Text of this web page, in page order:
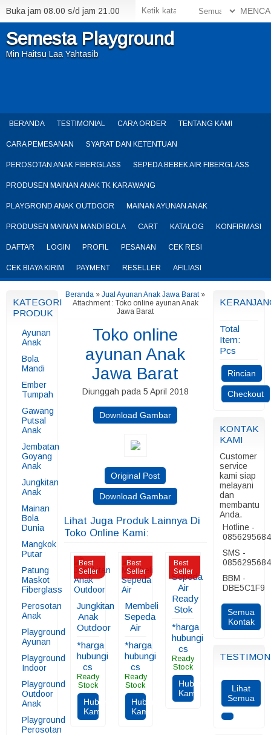
Buka jam 08.00 s/d jam 21.00
Semesta Playground
Min Haitsu Laa Yahtasib
BERANDA TESTIMONIAL CARA ORDER TENTANG KAMI
CARA PEMESANAN SYARAT DAN KETENTUAN
PEROSOTAN ANAK FIBERGLASS SEPEDA BEBEK AIR FIBERGLASS
PRODUSEN MAINAN ANAK TK KARAWANG
PLAYGROND ANAK OUTDOOR MAINAN AYUNAN ANAK
PRODUSEN MAINAN MANDI BOLA CART KATALOG KONFIRMASI
DAFTAR LOGIN PROFIL PESANAN CEK RESI
CEK BIAYA KIRIM PAYMENT RESELLER AFILIASI
KATEGORI
PRODUK
Ayunan
Anak
Bola
Mandi
Ember
Tumpah
Gawang
Putsal
Anak
Jembatan
Goyang
Anak
Jungkitan
Anak
Mainan
Bola
Dunia
Mangkok
Putar
Patung
Maskot
Fiberglass
Perosotan
Anak
Playground
Ayunan
Playground
Indoor
Playground
Outdoor
Anak
Playground
Perosotan
Beranda »Jual Ayunan Anak Jawa Barat»
Attachment : Toko online ayunan Anak
Jawa Barat
Toko online
ayunan Anak
Jawa Barat
Diunggah pada 5 April 2018
Download Gambar
Original Post
Download Gambar
Lihat Juga Produk Lainnya Di
Toko Online Kami:
Best
Seller
Jungkitan
Anak
Outdoor
*harga
hubungi
cs
Ready
Stock
Hubungi
Kami
Best
Seller
Membeli
Sepeda
Air
*harga
hubungi
cs
Ready
Stock
Hubungi
Kami
Best
Seller
Sepeda
Air
Ready
Stok
*harga
hubungi
cs
Ready
Stock
Hubungi
Kami
Total
Item:
Pcs
Rincian
Checkout
KONTAK
KAMI
Customer
service
kami siap
melayani
dan
membantu
Anda.
Hotline -
SMS -
BBM -
DBE5C1F9
Semua
Kontak
Lihat
Semua